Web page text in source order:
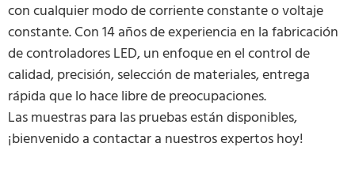
con cualquier modo de corriente constante o voltaje
constante. Con 14 años de experiencia en la fabricación
de controladores LED, un enfoque en el control de
calidad, precisión, selección de materiales, entrega
rápida que lo hace libre de preocupaciones.
Las muestras para las pruebas están disponibles,
¡bienvenido a contactar a nuestros expertos hoy!